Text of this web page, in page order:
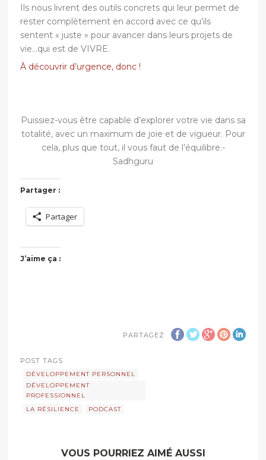
Ils nous livrent des outils concrets qui leur permet de
rester complètement en accord avec ce qu’ils
sentent « juste » pour avancer dans leurs projets de
vie…qui est de VIVRE.
À découvrir d’urgence, donc !
Puissiez-vous être capable d’explorer votre vie dans sa
totalité, avec un maximum de joie et de vigueur. Pour
cela, plus que tout, il vous faut de l’équilibre.-
Sadhguru
Partager :
Partager
J’aime ça :
PARTAGEZ
POST TAGS
DÉVELOPPEMENT PERSONNEL
DÉVELOPPEMENT
PROFESSIONNEL
LA RÉSILIENCE
PODCAST
VOUS POURRIEZ AIMÉ AUSSI